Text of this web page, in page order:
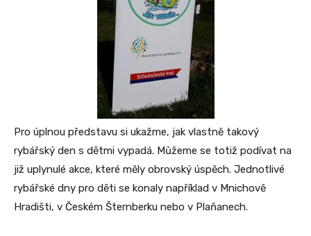
Pro úplnou představu si ukažme, jak vlastně takový
rybářský den s dětmi vypadá. Můžeme se totiž podívat na
již uplynulé akce, které měly obrovský úspěch. Jednotlivé
rybářské dny pro děti se konaly například v Mnichově
Hradišti, v Českém Šternberku nebo v Plaňanech.